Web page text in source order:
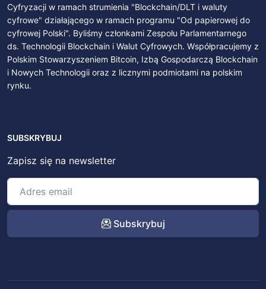
Cyfryzacji w ramach strumienia "Blockchain/DLT i waluty
cyfrowe" działającego w ramach programu "Od papierowej do
cyfrowej Polski". Byliśmy członkami Zespołu Parlamentarnego
ds. Technologii Blockchain i Walut Cyfrowych. Współpracujemy z
Polskim Stowarzyszeniem Bitcoin, Izbą Gospodarczą Blockchain
i Nowych Technologii oraz z licznymi podmiotami na polskim
rynku.
SUBSKRYBUJ
Zapisz się na newsletter
Subskrybuj